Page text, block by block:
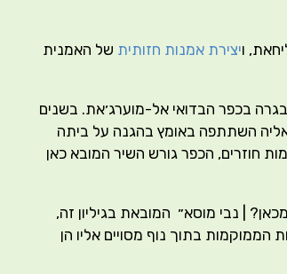
ויצירת אמנות חזותית של האמנית
בכפר הבדואי אל-מוערג׳את. בשנים
השתתפה באומץ בהגנה על ביתה
חוזרים, הכפר גורש השיר המובא כאן
| נבי מוסא״ המובאת בגיליון זה,
הממוקמות בתוך נוף מסויים אליו הן